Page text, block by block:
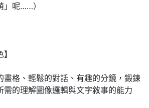
」呢……）
格、輕鬆的對話、有趣的分鏡，鍛鍊
需的理解圖像邏輯與文字敘事的能力